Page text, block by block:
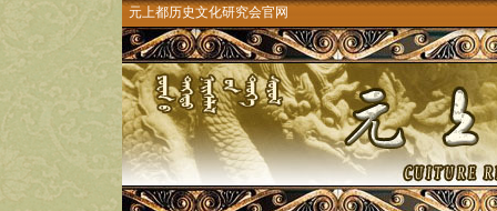
元上都历史文化研究会官网